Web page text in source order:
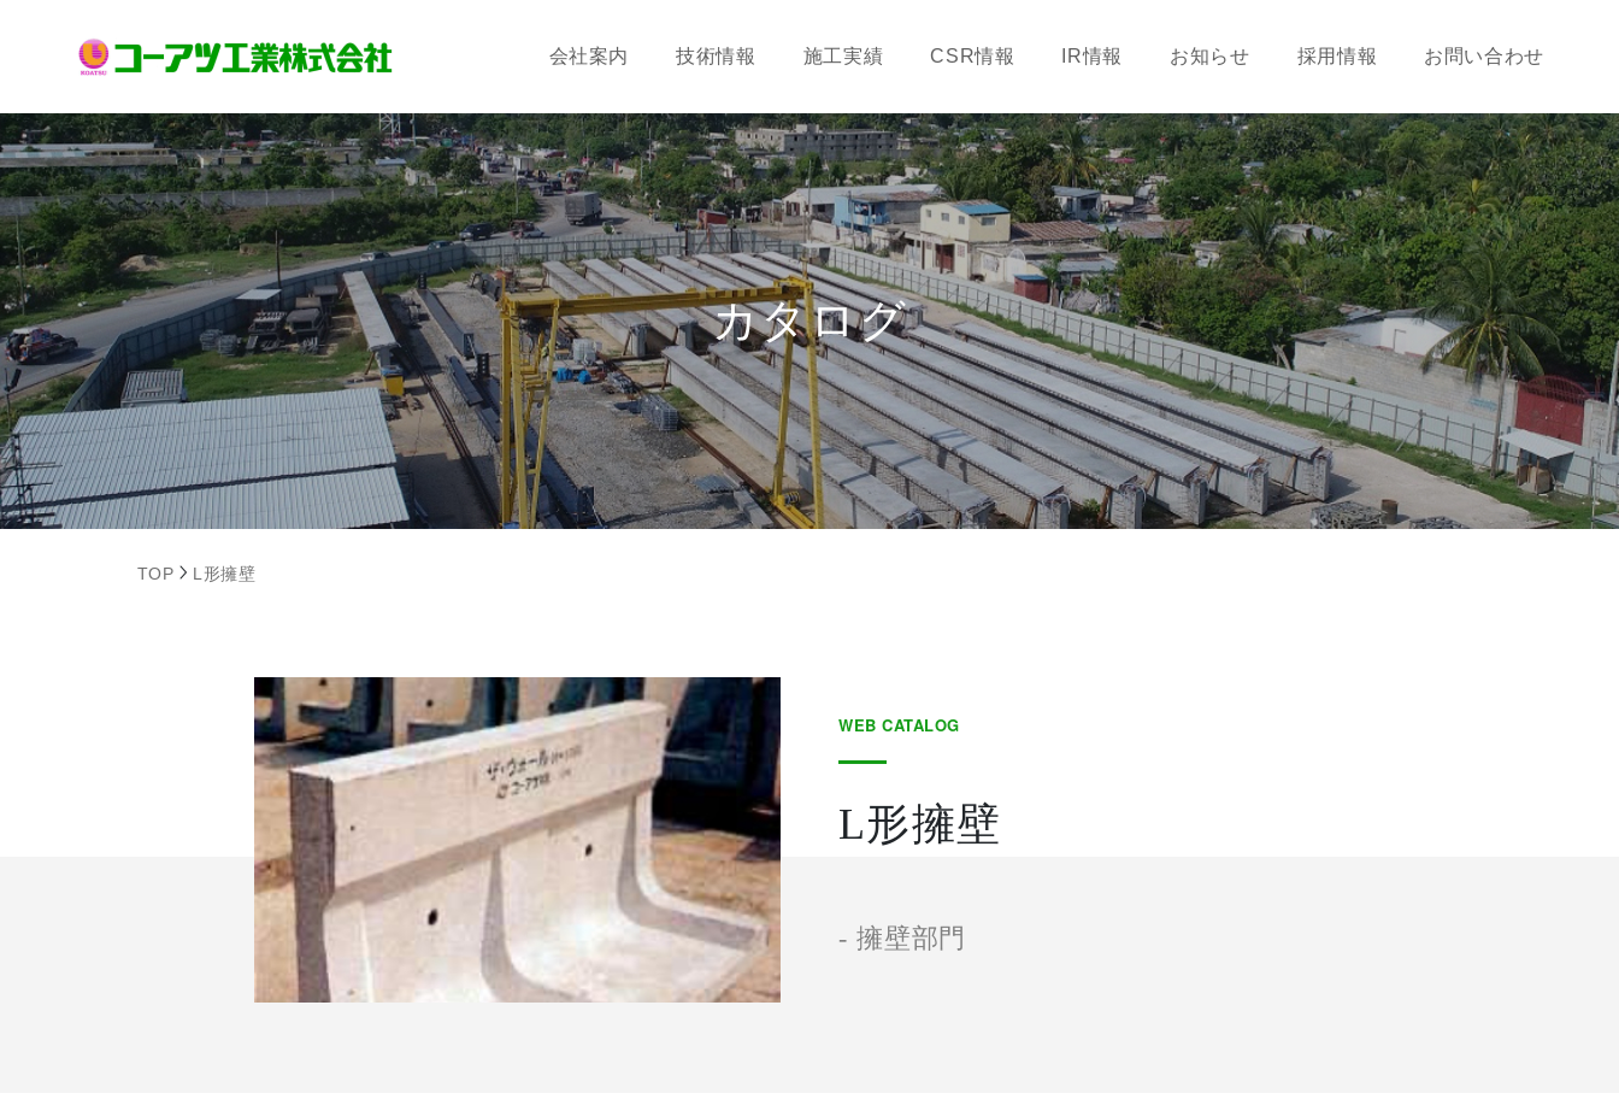
会社案内 技術情報 施工実績 CSR情報 IR情報 お知らせ 採用情報 お問い合わせ
カタログ
TOP L形擁壁
WEB CATALOG
L形擁壁
- 擁壁部門